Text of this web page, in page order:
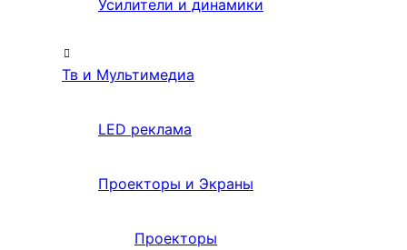
Усилители и динамики
Тв и Мультимедиа
LED реклама
Проекторы и Экраны
Проекторы